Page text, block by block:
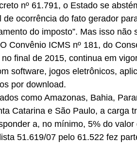
nº 61.791, o Estado se
ocorrência do fato gerador
do imposto”. Mas isso não
Convênio ICMS nº 181, do
final de 2015, continua em
software, jogos eletrônicos,
por download.
como Amazonas, Bahia,
Catarina e São Paulo, a carga
a, no mínimo, 5% do valor
51.619/07 pelo 61.522 fez